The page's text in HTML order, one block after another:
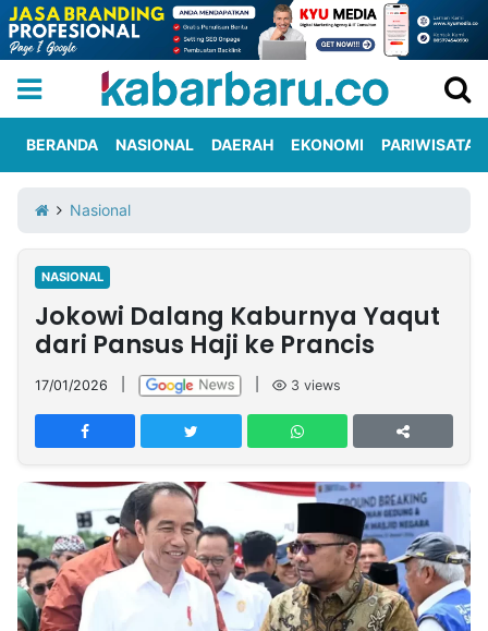
Iklan
Berita
Kami
Nasional
International
Olahraga
Entertainment
Daerah
Pariwisata
Kuliner
Kolom
Network
PT
TREETAN
MULTIMEDIA
INDONESIA
Partner
BERANDA NASIONAL DAERAH EKONOMI PARIWISATA
Nasional
NASIONAL
Jokowi Dalang Kaburnya Yaqut
dari Pansus Haji ke Prancis
17/01/2026 3 views